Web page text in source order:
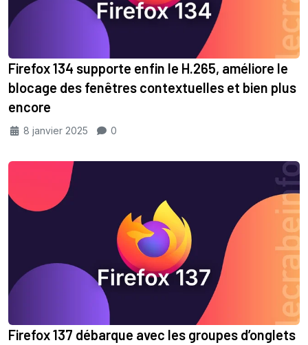
Firefox 134 supporte enfin le H.265, améliore le
blocage des fenêtres contextuelles et bien plus
encore
8 janvier 2025 0
Firefox 137 débarque avec les groupes d’onglets